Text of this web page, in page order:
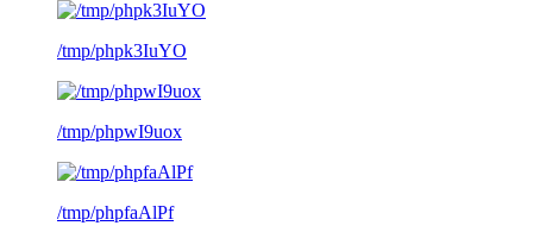
/tmp/phpk3IuYO
/tmp/phpwI9uox
/tmp/phpfaAlPf